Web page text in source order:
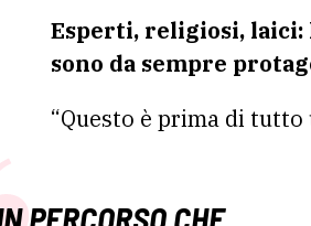
Esperti, religiosi,
sono da sempre
“Questo è prima di